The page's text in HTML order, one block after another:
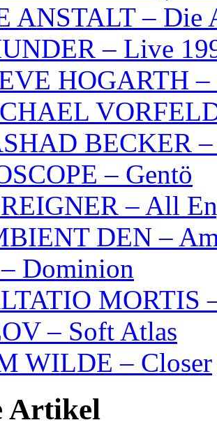
ANSTALT – Die
– Live
HOGARTH –
BECKER
– Gentö
– All
DEN –
Dominion
MORTIS
– Soft Atlas
WILDE – Closer
Artikel